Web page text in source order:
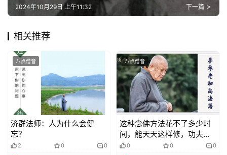
专
公
益
慈
善
佛
教
人
物
登录 注册
下一篇
2024年10月29日 上午11:32
相关推荐
八点僧音
济群法师：人为什么会健
忘？
2 0 0
八点僧音
这种念佛方法花不了多少时
间，能天天这样修，功夫很
大0 0 0